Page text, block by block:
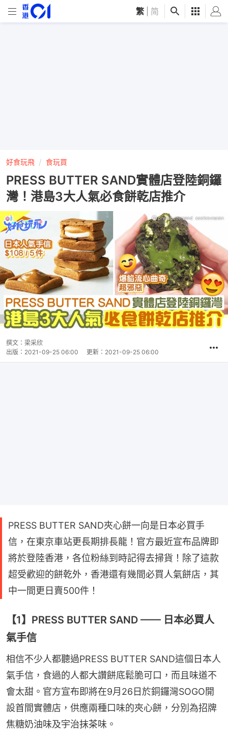
繁 简
好食玩飛 食玩買
PRESS BUTTER SAND實體店登陸銅鑼
灣！港島3大人氣必食餅乾店推介
撰文： 梁采欣
出版： 2021-09-25 06:00 更新： 2021-09-25 06:00
PRESS BUTTER SAND夾心餅一向是日本必買手
信，在東京車站更長期排長龍！官方最近宣布品牌即
將於登陸香港，各位粉絲到時記得去掃貨！除了這款
超受歡迎的餅乾外，香港還有幾間必買人氣餅店，其
中一間更日賣500件！
【1】PRESS BUTTER SAND —— 日本必買人
氣手信
相信不少人都聽過PRESS BUTTER SAND這個日本人
氣手信，食過的人都大讚餅底鬆脆可口，而且味道不
會太甜。官方宣布即將在9月26日於銅鑼灣SOGO開
設首間實體店，供應兩種口味的夾心餅，分別為招牌
焦糖奶油味及宇治抹茶味。